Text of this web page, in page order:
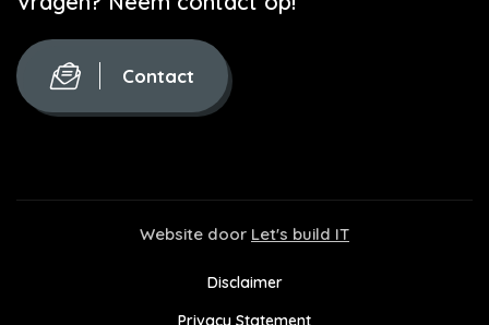
Contact
Website door Let's build IT
Disclaimer
Privacy Statement